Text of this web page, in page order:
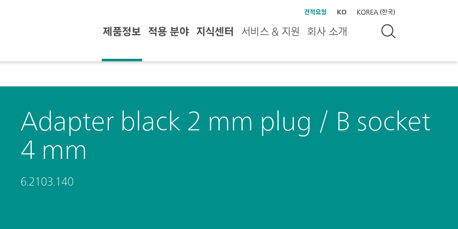
견적요청 KO KOREA (한국)
제품정보 적용 분야 지식센터 서비스 & 지원 회사 소개
Adapter black 2 mm plug / B socket
4 mm
6.2103.140